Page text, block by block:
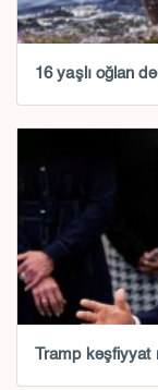
16 yaşlı oğlan
Tramp kəşfiyyat